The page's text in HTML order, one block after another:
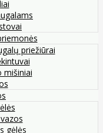
priežiūrai
mišiniai
gėlės